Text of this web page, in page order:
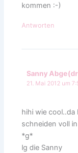
kommen :-)
Antworten
Sanny
21. Mai 2012 um
hihi wie cool..da
schneiden voll
*g*
lg die Sanny